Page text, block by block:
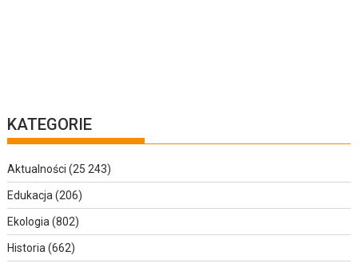
KATEGORIE
Aktualności (25 243)
Edukacja(206)
Ekologia(802)
Historia(662)